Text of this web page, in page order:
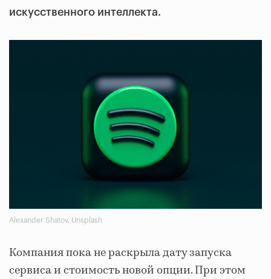
искусственного интеллекта.
Alexander Shatov, Unsplash
Компания пока не раскрыла дату запуска
сервиса и стоимость новой опции. При этом